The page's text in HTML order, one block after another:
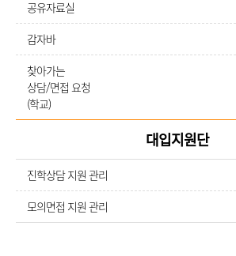
공유자료실
감자바
찾아가는
상담/면접 요청
(학교)
대입지원단
진학상담 지원 관리
모의면접 지원 관리